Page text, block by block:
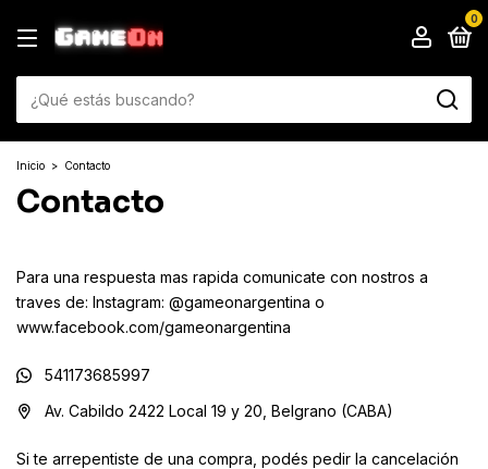
0
Inicio > Contacto
Contacto
Para una respuesta mas rapida comunicate con nostros a
traves de: Instagram: @gameonargentina o
www.facebook.com/gameonargentina
541173685997
Av. Cabildo 2422 Local 19 y 20, Belgrano (CABA)
Si te arrepentiste de una compra, podés pedir la cancelación